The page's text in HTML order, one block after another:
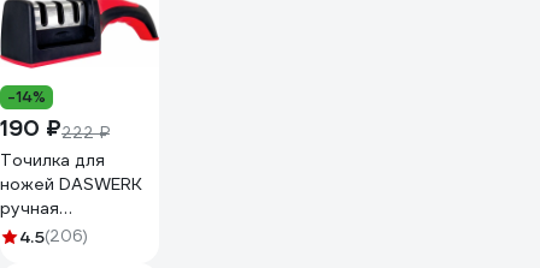
-14%
190 ₽222 ₽
Точилка для
ножей DASWERK
ручная
ножеточка,
4.5(206)